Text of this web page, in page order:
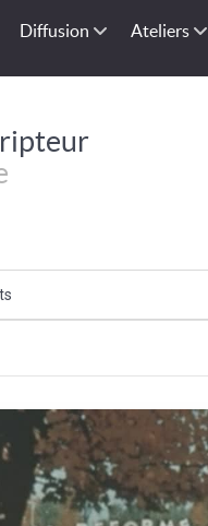
Diffusion Ateliers